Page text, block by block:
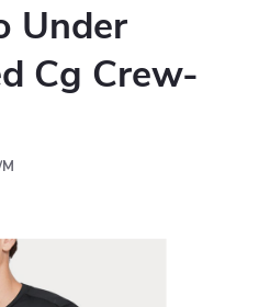
Under
Cg Crew-